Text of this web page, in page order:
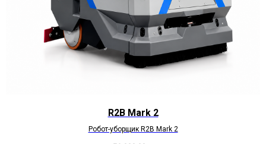
R2B Mark 2
Робот-уборщик R2B Mark 2